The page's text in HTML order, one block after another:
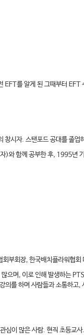
EFT를 알게 된 그때부터
시자. 스탠포드 공대를 졸
)와 함께 공부한 후, 1995년
부회장, 한국배치플라워협회
으며, 이로 인해 발생하는
의를 하며 사람들과 소통하고,
심이 많은 사람. 현직 초등교사.